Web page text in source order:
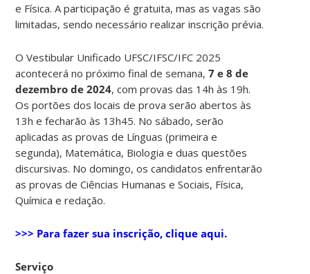
e Física. A participação é gratuita, mas as vagas são
limitadas, sendo necessário realizar inscrição prévia.
O Vestibular Unificado UFSC/IFSC/IFC 2025
acontecerá no próximo final de semana,7 e 8 de
dezembro de 2024, com provas das 14h às 19h.
Os portões dos locais de prova serão abertos às
13h e fecharão às 13h45. No sábado, serão
aplicadas as provas de Línguas (primeira e
segunda), Matemática, Biologia e duas questões
discursivas. No domingo, os candidatos enfrentarão
as provas de Ciências Humanas e Sociais, Física,
Química e redação.
>>> Para fazer sua inscrição, clique aqui.
Serviço